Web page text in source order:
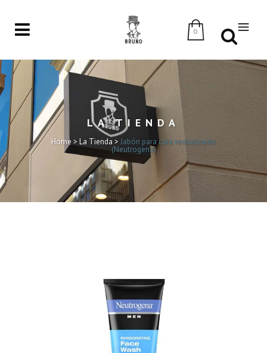
0
LA TIENDA
Home > La Tienda > Jabón para cara revitalizante
(Neutrogena)